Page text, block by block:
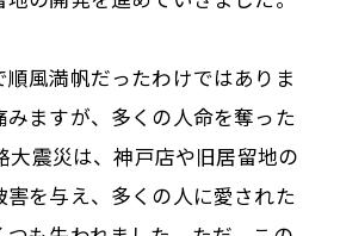
順風満帆だったわけではありま
ますが、多くの人命を奪った
大震災は、神戸店や旧居留地の
を与え、多くの人に愛された